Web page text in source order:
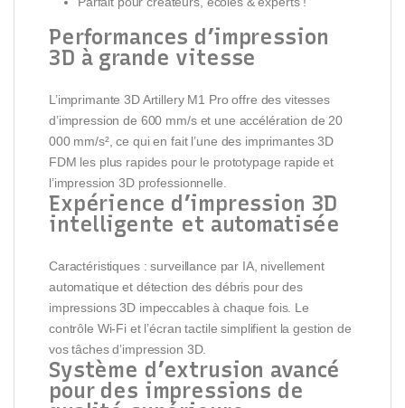
Performances d’impression
3D à grande vitesse
L’imprimante 3D Artillery M1 Pro offre des vitesses
d’impression de 600 mm/s et une accélération de 20
000 mm/s², ce qui en fait l’une des imprimantes 3D
FDM les plus rapides pour le prototypage rapide et
l’impression 3D professionnelle.
Expérience d’impression 3D
intelligente et automatisée
Caractéristiques : surveillance par IA, nivellement
automatique et détection des débris pour des
impressions 3D impeccables à chaque fois. Le
contrôle Wi-Fi et l’écran tactile simplifient la gestion de
vos tâches d’impression 3D.
Système d’extrusion avancé
pour des impressions de